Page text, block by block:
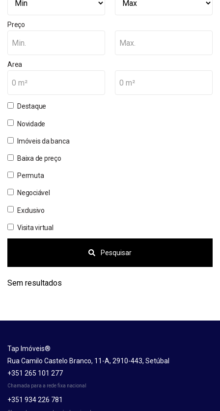
Preço
Min. Max.
Area
0 m² 0 m²
Destaque
Novidade
Imóveis da banca
Baixa de preço
Permuta
Negociável
Exclusivo
Visita virtual
Pesquisar
Sem resultados
Tap Imóveis®
Rua Camilo Castelo Branco, 11-A, 2910-443, Setúbal
+351 265 101 277
Chamada para a rede fixa nacional
+351 934 226 781